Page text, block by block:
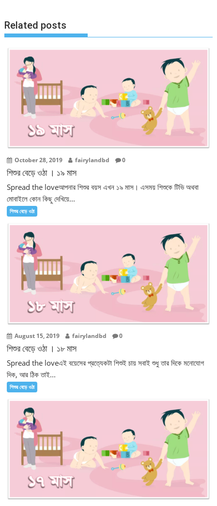
Related posts
October 28, 2019 fairylandbd 0
শিশুর বেড়ে ওঠা । ১৯ মাস
Spread the loveআপনার শিশুর বয়স এখন ১৯ মাস। এসময় শিশুকে টিভি অথবা
মোবাইলে কোন কিছু দেখিয়ে...
শিশুর বেড়ে ওঠা
August 15, 2019 fairylandbd 0
শিশুর বেড়ে ওঠা । ১৮ মাস
Spread the loveএই বয়েসের প্রত্যেকটা শিশুই চায় সবাই শুধু তার দিকে মনোযোগ
দিক, আর ঠিক তাই...
শিশুর বেড়ে ওঠা